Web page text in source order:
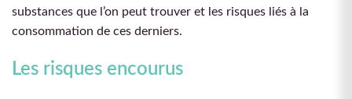
substances que l’on peut trouver et les risques liés à la
consommation de ces derniers.
Les risques encourus